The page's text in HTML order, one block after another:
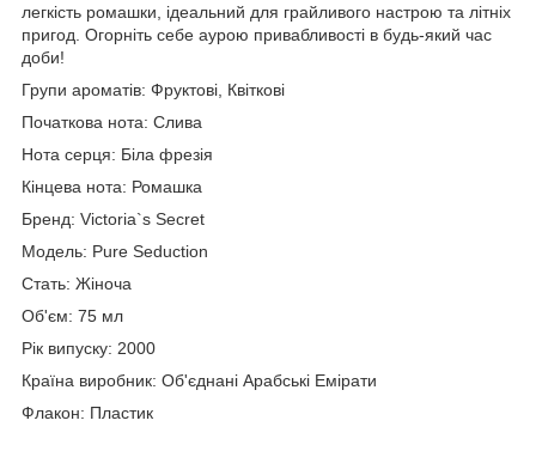
легкість ромашки, ідеальний для грайливого настрою та літніх
пригод. Огорніть себе аурою привабливості в будь-який час
доби!
Групи ароматів: Фруктові, Квіткові
Початкова нота: Слива
Нота серця: Біла фрезія
Кінцева нота: Ромашка
Бренд: Victoria`s Secret
Модель: Pure Seduction
Стать: Жіноча
Об'єм: 75 мл
Рік випуску: 2000
Країна виробник: Об'єднані Арабські Емірати
Флакон: Пластик